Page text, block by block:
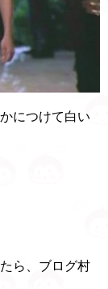
につけて白い
ら、ブログ村